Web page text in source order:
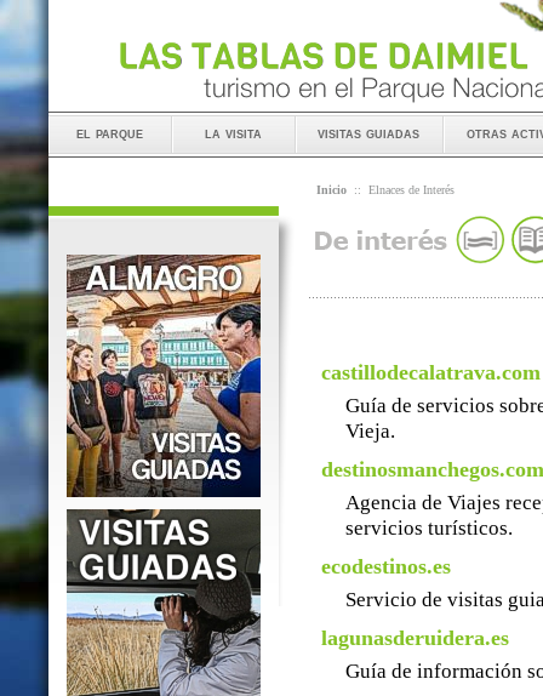
el parque la visita visitas guiadas otras
Inicio :: Elnaces de Interés
castillodecalatrava.com
Guía de servicios
Vieja.
destinosmanchegos.com
Agencia de Viajes
servicios turísticos.
ecodestinos.es
Servicio de visitas
lagunasderuidera.es
Guía de información